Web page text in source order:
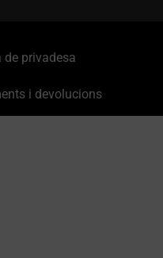
privadesa
i devolucions